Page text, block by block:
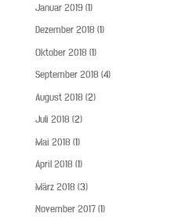
Januar 2019(1)
Dezember 2018 (1)
Oktober 2018 (1)
September 2018 (4)
August 2018 (2)
Juli 2018 (2)
Mai 2018 (1)
April 2018 (1)
März 2018 (3)
November 2017(1)